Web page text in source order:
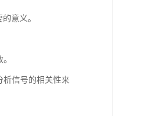
意义。
析信号的相关性来